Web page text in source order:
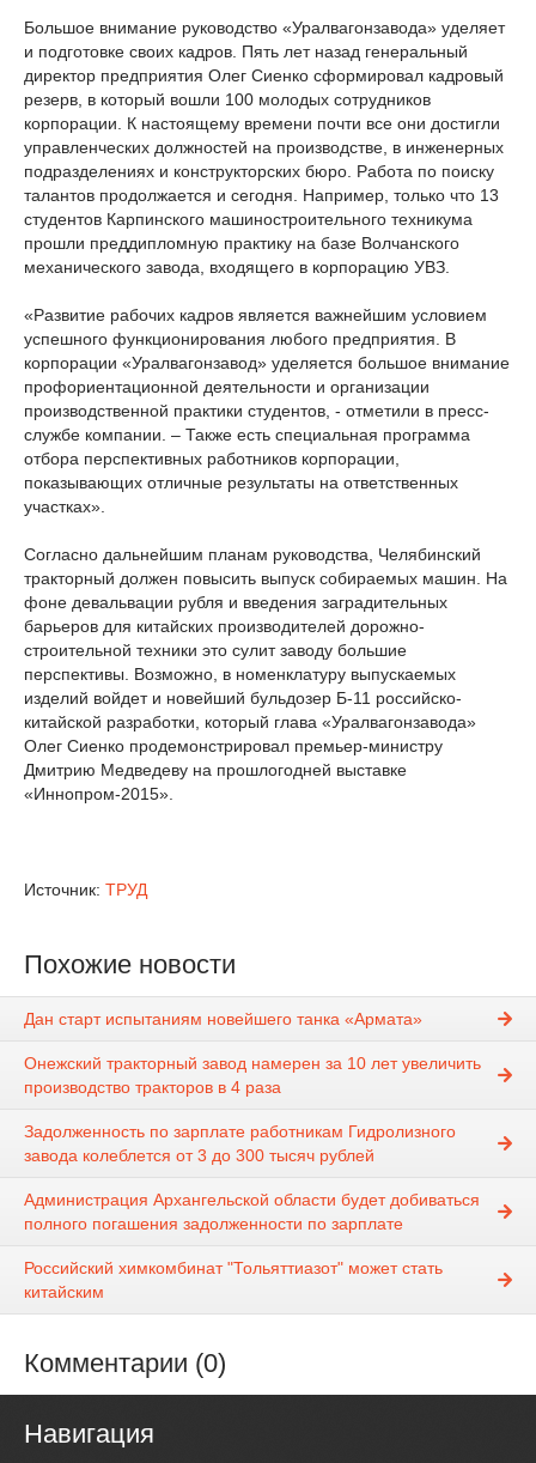
Большое внимание руководство «Уралвагонзавода» уделяет
и подготовке своих кадров. Пять лет назад генеральный
директор предприятия Олег Сиенко сформировал кадровый
резерв, в который вошли 100 молодых сотрудников
корпорации. К настоящему времени почти все они достигли
управленческих должностей на производстве, в инженерных
подразделениях и конструкторских бюро. Работа по поиску
талантов продолжается и сегодня. Например, только что 13
студентов Карпинского машиностроительного техникума
прошли преддипломную практику на базе Волчанского
механического завода, входящего в корпорацию УВЗ.
«Развитие рабочих кадров является важнейшим условием
успешного функционирования любого предприятия. В
корпорации «Уралвагонзавод» уделяется большое внимание
профориентационной деятельности и организации
производственной практики студентов, - отметили в пресс-
службе компании. – Также есть специальная программа
отбора перспективных работников корпорации,
показывающих отличные результаты на ответственных
участках».
Согласно дальнейшим планам руководства, Челябинский
тракторный должен повысить выпуск собираемых машин. На
фоне девальвации рубля и введения заградительных
барьеров для китайских производителей дорожно-
строительной техники это сулит заводу большие
перспективы. Возможно, в номенклатуру выпускаемых
изделий войдет и новейший бульдозер Б-11 российско-
китайской разработки, который глава «Уралвагонзавода»
Олег Сиенко продемонстрировал премьер-министру
Дмитрию Медведеву на прошлогодней выставке
«Иннопром-2015».
Источник: ТРУД
Похожие новости
Дан старт испытаниям новейшего танка «Армата»
Онежский тракторный завод намерен за 10 лет увеличить
производство тракторов в 4 раза
Задолженность по зарплате работникам Гидролизного
завода колеблется от 3 до 300 тысяч рублей
Администрация Архангельской области будет добиваться
полного погашения задолженности по зарплате
Российский химкомбинат "Тольяттиазот" может стать
китайским
Комментарии (0)
Навигация